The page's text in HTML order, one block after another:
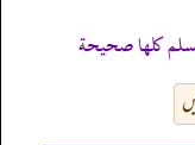
كلها صحيحة